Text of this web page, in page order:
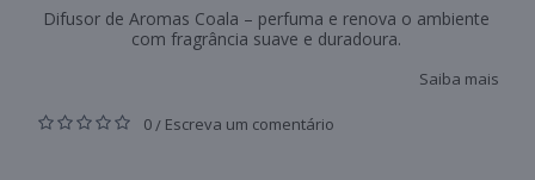
Difusor de Aromas Coala – perfuma e renova o ambiente
com fragrância suave e duradoura.
Saiba mais
0 / Escreva um comentário